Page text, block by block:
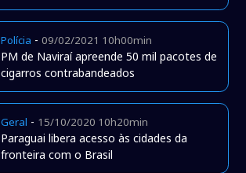
Polícia -09/02/2021 10h00min
PM de Naviraí apreende 50 mil pacotes de
cigarros contrabandeados
Geral - 15/10/2020 10h20min
Paraguai libera acesso às cidades da
fronteira com o Brasil